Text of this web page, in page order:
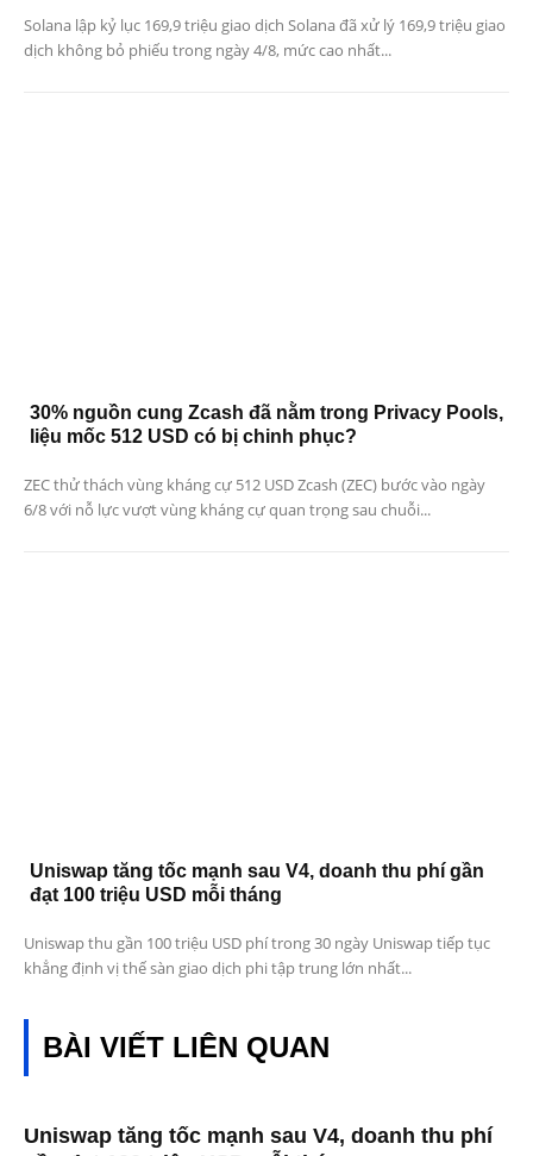
Solana lập kỷ lục 169,9 triệu giao dịch Solana đã xử lý 169,9 triệu giao
dịch không bỏ phiếu trong ngày 4/8, mức cao nhất...
30% nguồn cung Zcash đã nằm trong Privacy Pools,
liệu mốc 512 USD có bị chinh phục?
ZEC thử thách vùng kháng cự 512 USD Zcash (ZEC) bước vào ngày
6/8 với nỗ lực vượt vùng kháng cự quan trọng sau chuỗi...
Uniswap tăng tốc mạnh sau V4, doanh thu phí gần
đạt 100 triệu USD mỗi tháng
Uniswap thu gần 100 triệu USD phí trong 30 ngày Uniswap tiếp tục
khẳng định vị thế sàn giao dịch phi tập trung lớn nhất...
BÀI VIẾT LIÊN QUAN
Uniswap tăng tốc mạnh sau V4, doanh thu phí